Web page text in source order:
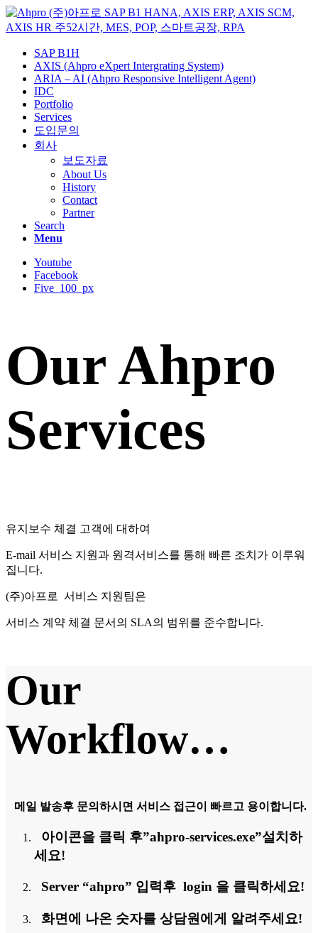
SAP B1H
AXIS (Ahpro eXpert Intergrating System)
ARIA – AI (Ahpro Responsive Intelligent Agent)
IDC
Portfolio
Services
도입문의
회사
보도자료
About Us
History
Contact
Partner
Search
Menu
Youtube
Facebook
Five_100_px
Our Ahpro
Services
유지보수 체결 고객에 대하여
E-mail 서비스 지원과 원격서비스를 통해 빠른 조치가 이루워
집니다.
(주)아프로 서비스 지원팀은
서비스 계약 체결 문서의 SLA의 범위를 준수합니다.
Our
Workflow…
메일 발송후 문의하시면 서비스 접근이 빠르고 용이합니다.
아이콘을 클릭 후”ahpro-services.exe”설치하
세요!
Server “ahpro” 입력후 login 을 클릭하세요!
화면에 나온 숫자를 상담원에게 알려주세요!